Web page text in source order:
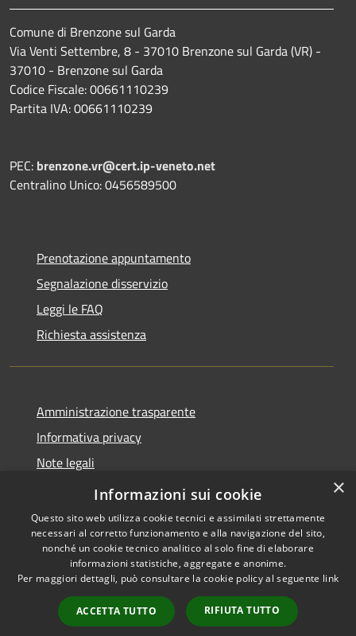
Comune di Brenzone sul Garda
Via Venti Settembre, 8 - 37010 Brenzone sul Garda (VR) -
37010 - Brenzone sul Garda
Codice Fiscale: 00661110239
Partita IVA: 00661110239
PEC: brenzone.vr@cert.ip-veneto.net
Centralino Unico: 0456589500
Prenotazione appuntamento
Segnalazione disservizio
Leggi le FAQ
Richiesta assistenza
Amministrazione trasparente
Informativa privacy
Note legali
Dichiarazione di accessibilità
Accessibilità
Copyright © 2026 • Comune di
Brenzone sul Garda • Powered
byMunicipium
Accesso
redazione
×
Informazioni sui cookie
Questo sito web utilizza cookie tecnici e assimilati strettamente
necessari al corretto funzionamento e alla navigazione del sito,
nonché un cookie tecnico analitico al solo fine di elaborare
informazioni statistiche, aggregate e anonime.
Per maggiori dettagli, può consultare la cookie policy al seguente link
ACCETTA TUTTO RIFIUTA TUTTO